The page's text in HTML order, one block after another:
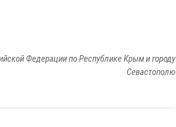
Федерации по Республике Крым и городу
Севастополю